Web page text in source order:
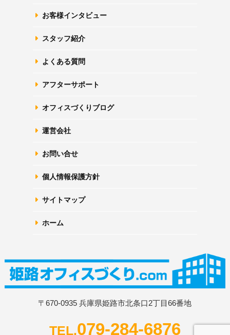
お客様インタビュー
スタッフ紹介
よくある質問
アフターサポート
オフィスづくりブログ
運営会社
お問い合せ
個人情報保護方針
サイトマップ
ホーム
〒670-0935 兵庫県姫路市北条口2丁目66番地
TEL.079-284-6876